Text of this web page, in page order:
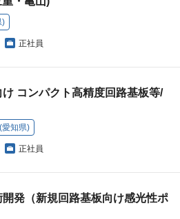
)
正社員
コンパクト高精度回路基板等/
愛知県)
正社員
発（新規回路基板向け感光性ポ